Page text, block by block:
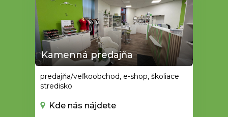
Kamenná predajňa
predajňa/veľkoobchod, e-shop, školiace
stredisko
Kde nás nájdete